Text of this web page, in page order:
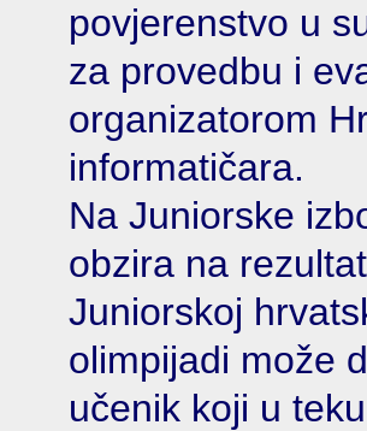
povjerenstvo u
za provedbu i
organizatorom
informatičara.
Na Juniorske
obzira na
Juniorskoj
olimpijadi može
učenik koji u